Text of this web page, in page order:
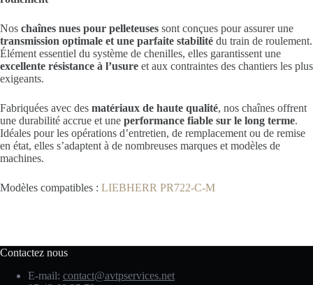
Nos chaînes nues pour pelleteuses sont conçues pour assurer une
transmission optimale et une parfaite stabilité du train de roulement.
Élément essentiel du système de chenilles, elles garantissent une
excellente résistance à l’usure et aux contraintes des chantiers les plus
exigeants.
Fabriquées avec des matériaux de haute qualité, nos chaînes offrent
une durabilité accrue et une performance fiable sur le long terme.
Idéales pour les opérations d’entretien, de remplacement ou de remise
en état, elles s’adaptent à de nombreuses marques et modèles de
machines.
Modèles compatibles : LIEBHERR PR722-C-M
Contactez nous
E-mail: contact@avtpservices.net